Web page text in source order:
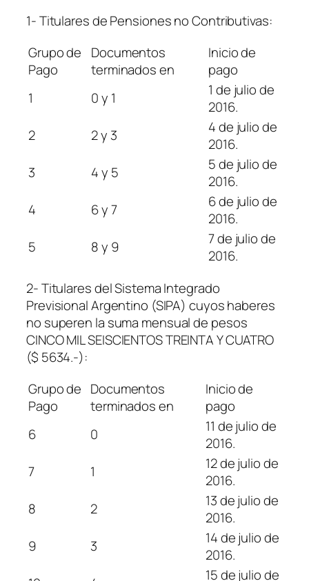
1- Titulares de Pensiones no Contributivas:
Grupo de
Pago
Documentos
terminados en
Inicio de
pago
1
0 y 1
1 de julio de
2016.
2
2 y 3
4 de julio de
2016.
3
4 y 5
5 de julio de
2016.
4
6 y 7
6 de julio de
2016.
5
8 y 9
7 de julio de
2016.
2- Titulares del Sistema Integrado
Previsional Argentino (SIPA) cuyos haberes
no superen la suma mensual de pesos
CINCO MIL SEISCIENTOS TREINTA Y CUATRO
($ 5634.-):
Grupo de
Pago
Documentos
terminados en
Inicio de
pago
6
0
11 de julio de
2016.
7
1
12 de julio de
2016.
8
2
13 de julio de
2016.
9
3
14 de julio de
2016.
15 de julio de